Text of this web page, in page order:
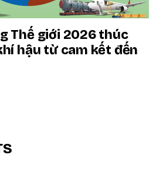
Thế giới 2026 thúc
hậu từ cam kết đến